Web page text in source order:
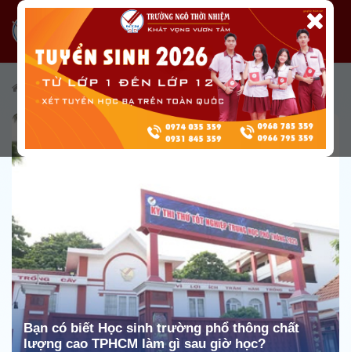
Tuyển sinh/Cẩm nang tuyển sinh
Bạn có biết Học sinh trường phổ thông chất
lượng cao TPHCM làm gì sau giờ học?